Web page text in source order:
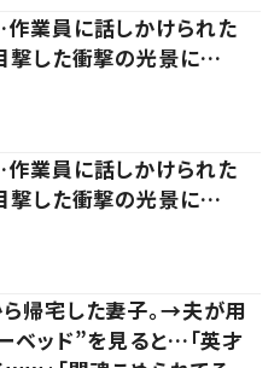
業員に話しかけられた
撃した衝撃の光景に…
業員に話しかけられた
撃した衝撃の光景に…
帰宅した妻子。→夫が用
ベッド”を見ると…「英才